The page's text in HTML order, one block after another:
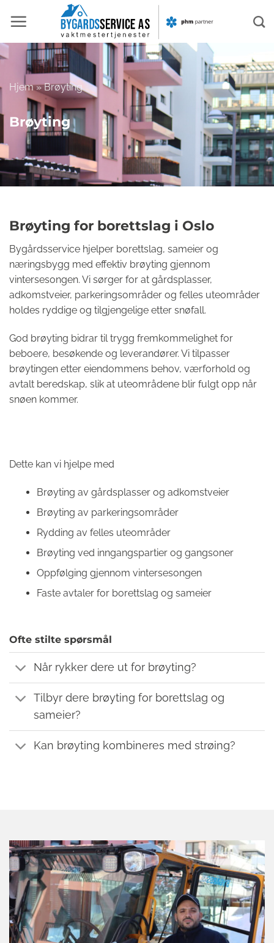
Hjem»Brøyting
Brøyting
Brøyting for borettslag i Oslo
Bygårdsservice hjelper borettslag, sameier og
næringsbygg med effektiv brøyting gjennom
vintersesongen. Vi sørger for at gårdsplasser,
adkomstveier, parkeringsområder og felles uteområder
holdes ryddige og tilgjengelige etter snøfall.
God brøyting bidrar til trygg fremkommelighet for
beboere, besøkende og leverandører. Vi tilpasser
brøytingen etter eiendommens behov, værforhold og
avtalt beredskap, slik at uteområdene blir fulgt opp når
snøen kommer.
Dette kan vi hjelpe med
Brøyting av gårdsplasser og adkomstveier
Brøyting av parkeringsområder
Rydding av felles uteområder
Brøyting ved inngangspartier og gangsoner
Oppfølging gjennom vintersesongen
Faste avtaler for borettslag og sameier
Ofte stilte spørsmål
Når rykker dere ut for brøyting?
Tilbyr dere brøyting for borettslag og
sameier?
Kan brøyting kombineres med strøing?